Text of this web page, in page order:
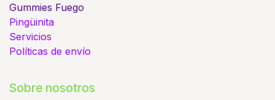
Gummies Fuego
Pingüinita
Servicios
Políticas de envío
Sobre nosotros